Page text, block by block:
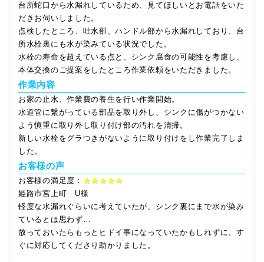
台所蛇口から水漏れしているため、見てほしいとお電話をいた
だきお伺いしました。
点検したところ、吐水部、ハンドル部から水漏れしており、台
所水栓裏にも水が染みている状況でした。
水栓の寿命を超えている点と、シンク腐食の可能性を考慮し、
本体交換のご提案をしたところ作業依頼をいただきました。
作業内容
お家の止水、作業費の養生を行い作業開始。
水道管に繋がっている部品を取り外し、シンクに傷がつかない
よう慎重に取り外し取り付け部の汚れを清掃。
新しい水栓をグラつきがないように取り付けをし作業完了しま
した。
お客様の声
お客様の満足度： ★★★★★
姫路市宮上町 U様
軽度な水漏れぐらいに考えていたが、シンク裏にまで水が染み
ているとは思わず…
放っておいたらもっとヒドイ事になっていたかもしれずに、す
ぐに対応してくださり助かりました。